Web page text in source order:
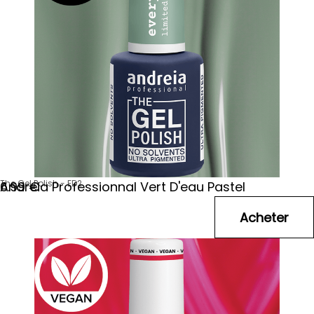
The Gel Polish - ED2
Andreia Professionnal Vert D'eau Pastel
6.99 €